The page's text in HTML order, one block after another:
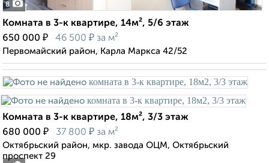
8
Комната в 3-к квартире, 14м², 5/6 этаж
650 000 ₽ 46 500 ₽ за м²
Первомайский район, Карла Маркса 42/52
Комната в 3-к квартире, 18м², 3/3 этаж
680 000 ₽ 37 800 ₽ за м²
Октябрьский район, мкр. завода ОЦМ, Октябрьский
проспект 29